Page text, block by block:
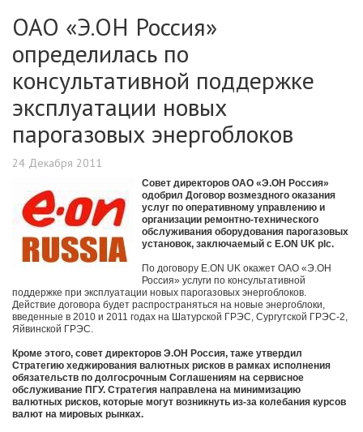
ОАО «Э.ОН Россия»
определилась по
консультативной поддержке
эксплуатации новых
парогазовых энергоблоков
24 Декабря 2011
Совет директоров ОАО «Э.ОН Россия»
одобрил Договор возмездного оказания
услуг по оперативному управлению и
организации ремонтно-технического
обслуживания оборудования парогазовых
установок, заключаемый с E.ON UK plc.
По договору E.ON UK окажет ОАО «Э.ОН
Россия» услуги по консультативной
поддержке при эксплуатации новых парогазовых энергоблоков.
Действие договора будет распространяться на новые энергоблоки,
введенные в 2010 и 2011 годах на Шатурской ГРЭС, Сургутской ГРЭС-2,
Яйвинской ГРЭС.
Кроме этого, совет директоров Э.ОН Россия, таже утвердил
Стратегию хеджирования валютных рисков в рамках исполнения
обязательств по долгосрочным Соглашениям на сервисное
обслуживание ПГУ. Стратегия направлена на минимизацию
валютных рисков, которые могут возникнуть из-за колебания курсов
валют на мировых рынках.